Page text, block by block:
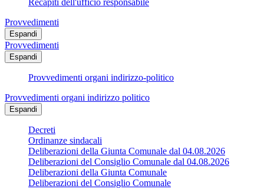
Recapiti dell'ufficio responsabile
Provvedimenti
Espandi
Provvedimenti
Espandi
Provvedimenti organi indirizzo-politico
Provvedimenti organi indirizzo politico
Espandi
Decreti
Ordinanze sindacali
Deliberazioni della Giunta Comunale dal 04.08.2026
Deliberazioni del Consiglio Comunale dal 04.08.2026
Deliberazioni della Giunta Comunale
Deliberazioni del Consiglio Comunale